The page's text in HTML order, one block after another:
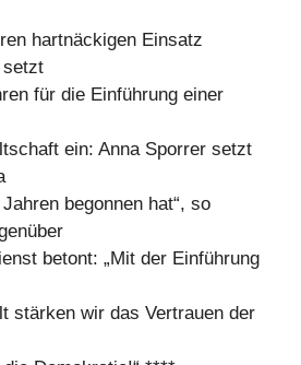
hartnäckigen Einsatz
setzt
für die Einführung einer
ein: Anna Sporrer setzt
begonnen hat“, so
betont: „Mit der Einführung
stärken wir das Vertrauen der